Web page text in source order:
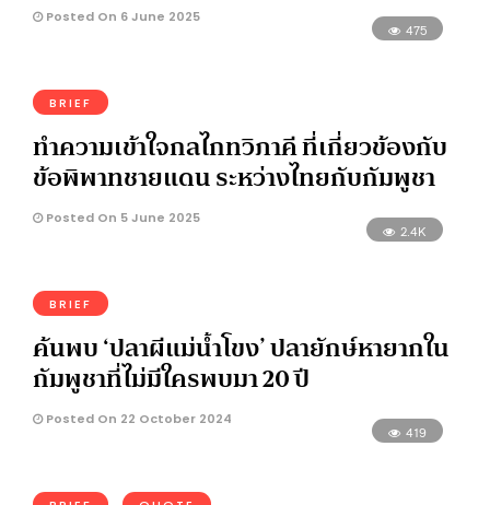
Posted On 6 June 2025
475
BRIEF
ทำความเข้าใจกลไกทวิภาคี ที่เกี่ยวข้องกับ
ข้อพิพาทชายแดน ระหว่างไทยกับกัมพูชา
Posted On 5 June 2025
2.4K
BRIEF
ค้นพบ ‘ปลาผีแม่น้ำโขง’ ปลายักษ์หายากใน
กัมพูชาที่ไม่มีใครพบมา 20 ปี
Posted On 22 October 2024
419